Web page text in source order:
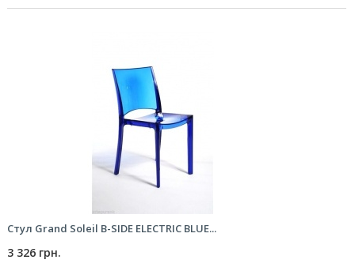
Стул Grand Soleil B-SIDE ELECTRIC BLUE...
3 326 грн.